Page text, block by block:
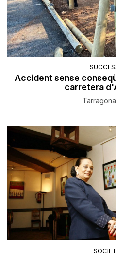
Accident sense
carretera